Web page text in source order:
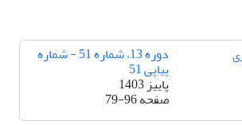
دوره 13، شماره 51 - شماره
پیاپی 51
پاییز 1403
صفحه79-96